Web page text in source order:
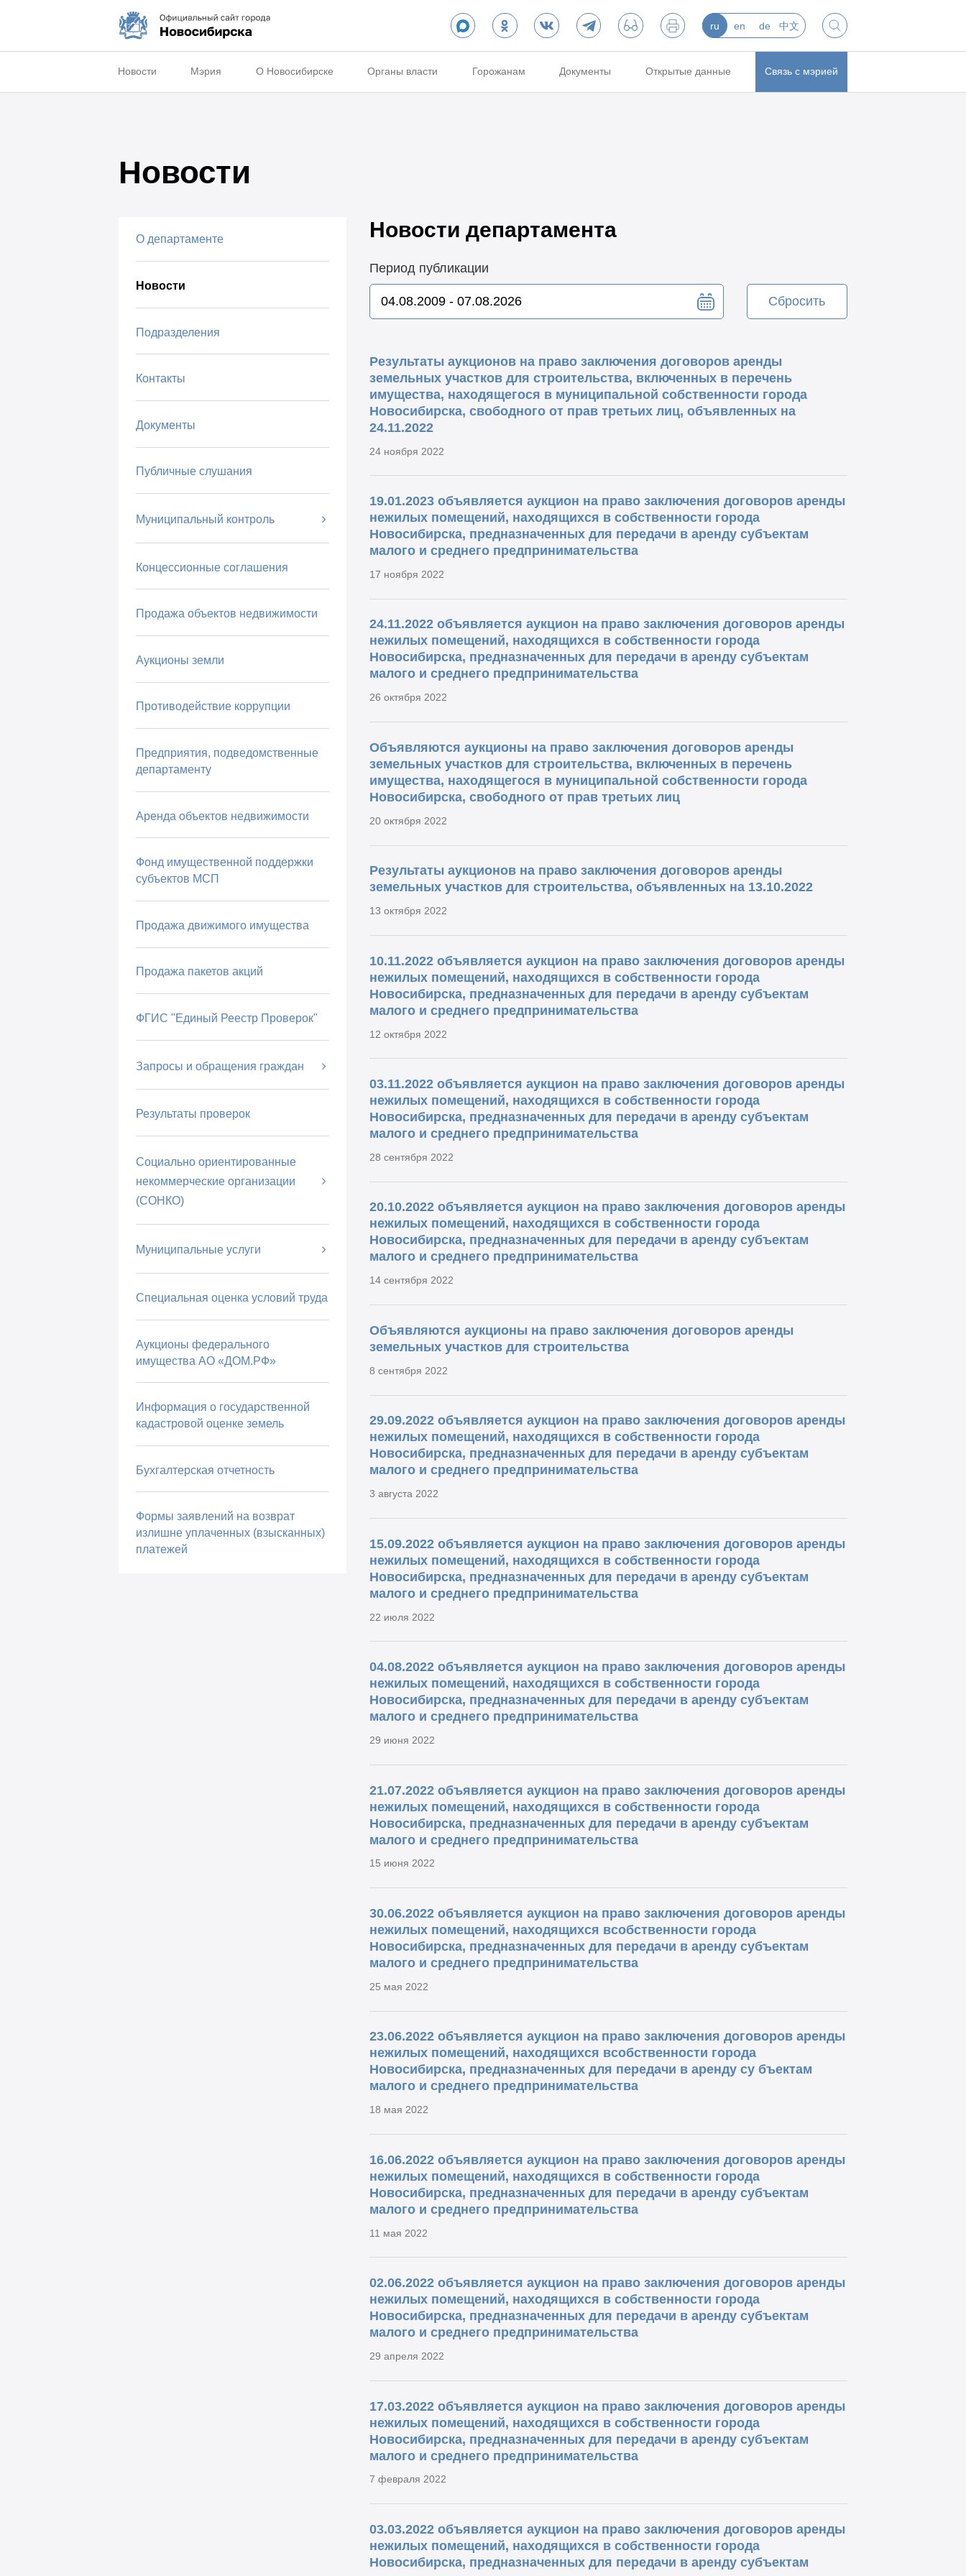
ru en de 中文
Новости Мэрия О Новосибирске Органы власти Горожанам Документы Открытые данные Связь с мэрией
Новости
О департаменте
Новости
Подразделения
Контакты
Документы
Публичные слушания
Муниципальный контроль
Концессионные соглашения
Продажа объектов недвижимости
Аукционы земли
Противодействие коррупции
Предприятия, подведомственные
департаменту
Аренда объектов недвижимости
Фонд имущественной поддержки
субъектов МСП
Продажа движимого имущества
Продажа пакетов акций
ФГИС "Единый Реестр Проверок"
Запросы и обращения граждан
Результаты проверок
Социально ориентированные
некоммерческие организации
(СОНКО)
Муниципальные услуги
Специальная оценка условий труда
Аукционы федерального
имущества АО «ДОМ.РФ»
Информация о государственной
кадастровой оценке земель
Бухгалтерская отчетность
Формы заявлений на возврат
излишне уплаченных (взысканных)
платежей
Новости департамента
Период публикации
Сбросить
Результаты аукционов на право заключения договоров аренды
земельных участков для строительства, включенных в перечень
имущества, находящегося в муниципальной собственности города
Новосибирска, свободного от прав третьих лиц, объявленных на
24.11.2022
24 ноября 2022
19.01.2023 объявляется аукцион на право заключения договоров аренды
нежилых помещений, находящихся в собственности города
Новосибирска, предназначенных для передачи в аренду субъектам
малого и среднего предпринимательства
17 ноября 2022
24.11.2022 объявляется аукцион на право заключения договоров аренды
нежилых помещений, находящихся в собственности города
Новосибирска, предназначенных для передачи в аренду субъектам
малого и среднего предпринимательства
26 октября 2022
Объявляются аукционы на право заключения договоров аренды
земельных участков для строительства, включенных в перечень
имущества, находящегося в муниципальной собственности города
Новосибирска, свободного от прав третьих лиц
20 октября 2022
Результаты аукционов на право заключения договоров аренды
земельных участков для строительства, объявленных на 13.10.2022
13 октября 2022
10.11.2022 объявляется аукцион на право заключения договоров аренды
нежилых помещений, находящихся в собственности города
Новосибирска, предназначенных для передачи в аренду субъектам
малого и среднего предпринимательства
12 октября 2022
03.11.2022 объявляется аукцион на право заключения договоров аренды
нежилых помещений, находящихся в собственности города
Новосибирска, предназначенных для передачи в аренду субъектам
малого и среднего предпринимательства
28 сентября 2022
20.10.2022 объявляется аукцион на право заключения договоров аренды
нежилых помещений, находящихся в собственности города
Новосибирска, предназначенных для передачи в аренду субъектам
малого и среднего предпринимательства
14 сентября 2022
Объявляются аукционы на право заключения договоров аренды
земельных участков для строительства
8 сентября 2022
29.09.2022 объявляется аукцион на право заключения договоров аренды
нежилых помещений, находящихся в собственности города
Новосибирска, предназначенных для передачи в аренду субъектам
малого и среднего предпринимательства
3 августа 2022
15.09.2022 объявляется аукцион на право заключения договоров аренды
нежилых помещений, находящихся в собственности города
Новосибирска, предназначенных для передачи в аренду субъектам
малого и среднего предпринимательства
22 июля 2022
04.08.2022 объявляется аукцион на право заключения договоров аренды
нежилых помещений, находящихся в собственности города
Новосибирска, предназначенных для передачи в аренду субъектам
малого и среднего предпринимательства
29 июня 2022
21.07.2022 объявляется аукцион на право заключения договоров аренды
нежилых помещений, находящихся в собственности города
Новосибирска, предназначенных для передачи в аренду субъектам
малого и среднего предпринимательства
15 июня 2022
30.06.2022 объявляется аукцион на право заключения договоров аренды
нежилых помещений, находящихся всобственности города
Новосибирска, предназначенных для передачи в аренду субъектам
малого и среднего предпринимательства
25 мая 2022
23.06.2022 объявляется аукцион на право заключения договоров аренды
нежилых помещений, находящихся всобственности города
Новосибирска, предназначенных для передачи в аренду су бъектам
малого и среднего предпринимательства
18 мая 2022
16.06.2022 объявляется аукцион на право заключения договоров аренды
нежилых помещений, находящихся в собственности города
Новосибирска, предназначенных для передачи в аренду субъектам
малого и среднего предпринимательства
11 мая 2022
02.06.2022 объявляется аукцион на право заключения договоров аренды
нежилых помещений, находящихся в собственности города
Новосибирска, предназначенных для передачи в аренду субъектам
малого и среднего предпринимательства
29 апреля 2022
17.03.2022 объявляется аукцион на право заключения договоров аренды
нежилых помещений, находящихся в собственности города
Новосибирска, предназначенных для передачи в аренду субъектам
малого и среднего предпринимательства
7 февраля 2022
03.03.2022 объявляется аукцион на право заключения договоров аренды
нежилых помещений, находящихся в собственности города
Новосибирска, предназначенных для передачи в аренду субъектам